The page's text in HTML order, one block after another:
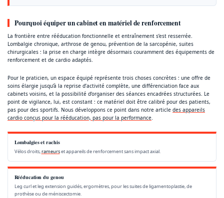
Pourquoi équiper un cabinet en matériel de renforcement
La frontière entre rééducation fonctionnelle et entraînement s’est resserrée.
Lombalgie chronique, arthrose de genou, prévention de la sarcopénie, suites
chirurgicales : la prise en charge intègre désormais couramment des équipements de
renforcement et de cardio adaptés.
Pour le praticien, un espace équipé représente trois choses concrètes : une offre de
soins élargie jusqu’à la reprise d’activité complète, une différenciation face aux
cabinets voisins, et la possibilité d’organiser des séances encadrées structurées. Le
point de vigilance, lui, est constant : ce matériel doit être calibré pour des patients,
pas pour des sportifs. Nous développons ce point dans notre article des appareils
cardio conçus pour la rééducation, pas pour la performance
Lombalgies et rachis
Vélos droits,rameurset appareils de renforcement sans impact axial.
Rééducation du genou
Leg curl et leg extension guidés, ergomètres, pour les suites de ligamentoplastie, de
prothèse ou de méniscectomie.